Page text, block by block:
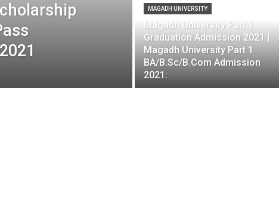
MAGADH UNIVERSITY
Magadh University Part 1
Graduation Admission 2021 |
Magadh University Part 1
BA/B.Sc/B.Com Admission
2021: